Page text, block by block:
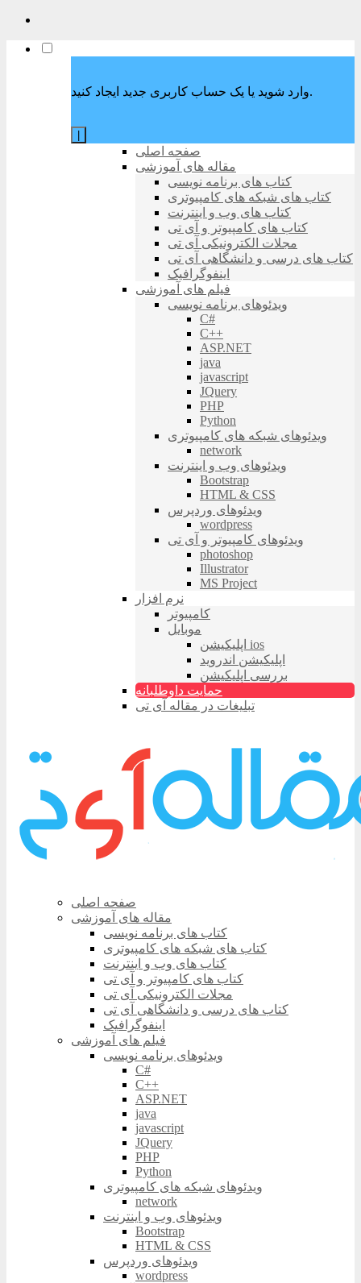
وارد شوید یا یک حساب کاربری جدید ایجاد کنید.
صفحه اصلی
مقاله های آموزشی
کتاب های برنامه نویسی
کتاب های شبکه های کامپیوتری
کتاب های وب و اینترنت
کتاب های کامپیوتر و آی تی
مجلات الکترونیکی آی تی
کتاب های درسی و دانشگاهی آی تی
اینفوگرافیک
فیلم های آموزشی
ویدئوهای برنامه نویسی
C#
C++
ASP.NET
java
javascript
JQuery
PHP
Python
ویدئوهای شبکه های کامپیوتری
network
ویدئوهای وب و اینترنت
Bootstrap
HTML & CSS
ویدئوهای وردپرس
wordpress
ویدئوهای کامپیوتر و آی تی
photoshop
Illustrator
MS Project
نرم افزار
کامپیوتر
موبایل
اپلیکیشن ios
اپلیکیشن اندروید
بررسی اپلیکیشن
حمایت داوطلبانه
تبلیغات در مقاله آی تی
صفحه اصلی
مقاله های آموزشی
کتاب های برنامه نویسی
کتاب های شبکه های کامپیوتری
کتاب های وب و اینترنت
کتاب های کامپیوتر و آی تی
مجلات الکترونیکی آی تی
کتاب های درسی و دانشگاهی آی تی
اینفوگرافیک
فیلم های آموزشی
ویدئوهای برنامه نویسی
C#
C++
ASP.NET
java
javascript
JQuery
PHP
Python
ویدئوهای شبکه های کامپیوتری
network
ویدئوهای وب و اینترنت
Bootstrap
HTML & CSS
ویدئوهای وردپرس
wordpress